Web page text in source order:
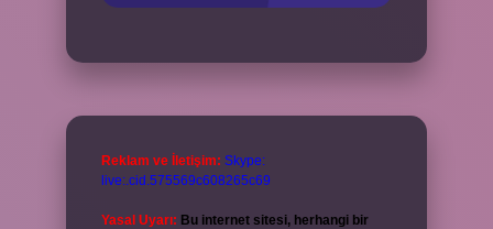
Reklam ve İletişim: Skype:
live:.cid.575569c608265c69
Yasal Uyarı: Bu internet sitesi, herhangi bir